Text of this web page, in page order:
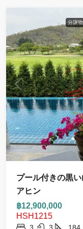
分譲
プール付きの黒
アヒン
฿12,900,000
HSH1215